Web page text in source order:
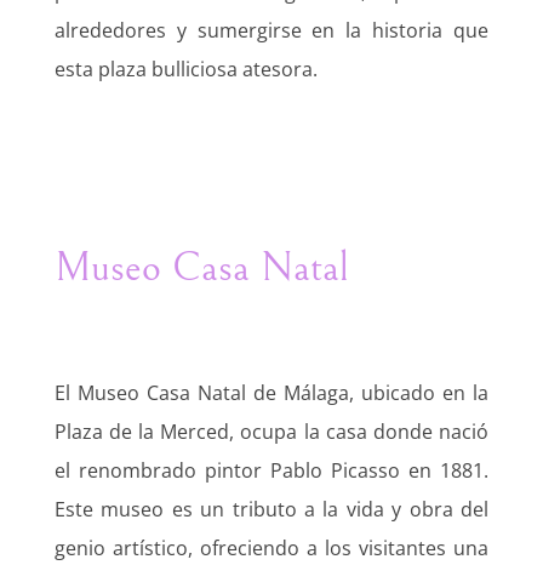
alrededores y sumergirse en la historia que
esta plaza bulliciosa atesora.
Museo Casa Natal
El Museo Casa Natal de Málaga, ubicado en la
Plaza de la Merced, ocupa la casa donde nació
el renombrado pintor Pablo Picasso en 1881.
Este museo es un tributo a la vida y obra del
genio artístico, ofreciendo a los visitantes una